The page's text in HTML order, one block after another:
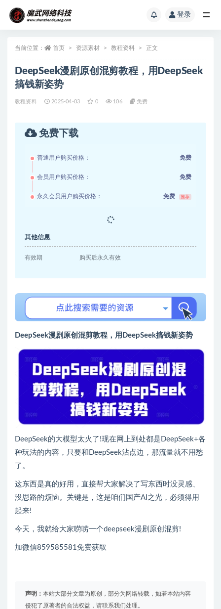
登录
当前位置： 首页 资源素材 教程资料 正文
DeepSeek漫剧原创混剪教程，用DeepSeek
搞钱新姿势
教程资料 2025-04-03 0 106 免费
免费下载
普通用户购买价格： 免费
会员用户购买价格： 免费
永久会员用户购买价格： 免费 推荐
其他信息
有效期 购买后永久有效
DeepSeek漫剧原创混剪教程，用DeepSeek搞钱新姿势
DeepSeek的大模型太火了!现在网上到处都是DeepSeek+各
种玩法的内容，只要和DeepSeek沾点边，那流量就不用愁
了。
这东西是真的好用，直接帮大家解决了写东西时没灵感、
没思路的烦恼。关键是，这是咱们国产AI之光，必须得用
起来!
今天，我就给大家唠唠一个deepseek漫剧原创混剪!
加微信859585581免费获取
声明： 本站大部分文章为原创，部分为网络转载，如若本站内容
侵犯了原著者的合法权益，请联系我们处理。